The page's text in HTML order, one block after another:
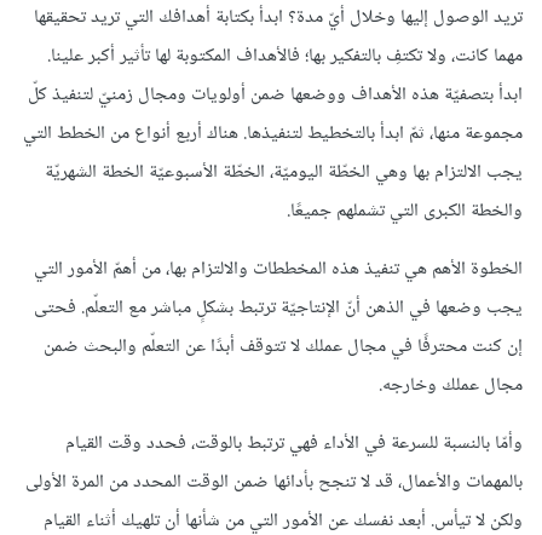
تريد الوصول إليها وخلال أيّ مدة؟ ابدأ بكتابة أهدافك التي تريد تحقيقها
مهما كانت، ولا تكتفِ بالتفكير بها؛ فالأهداف المكتوبة لها تأثير أكبر علينا.
ابدأ بتصفيّة هذه الأهداف ووضعها ضمن أولويات ومجال زمنيّ لتنفيذ كلّ
مجموعة منها، ثمّ ابدأ بالتخطيط لتنفيذها. هناك أربع أنواع من الخطط التي
يجب الالتزام بها وهي الخطّة اليوميّة، الخطّة الأسبوعيّة الخطة الشهريّة
والخطة الكبرى التي تشملهم جميعًا.
الخطوة الأهم هي تنفيذ هذه المخططات والالتزام بها، من أهمّ الأمور التي
يجب وضعها في الذهن أنّ الإنتاجيّة ترتبط بشكلٍ مباشر مع التعلّم. فحتى
إن كنت محترفًا في مجال عملك لا تتوقف أبدًا عن التعلّم والبحث ضمن
مجال عملك وخارجه.
وأمّا بالنسبة للسرعة في الأداء فهي ترتبط بالوقت، فحدد وقت القيام
بالمهمات والأعمال، قد لا تنجح بأدائها ضمن الوقت المحدد من المرة الأولى
ولكن لا تيأس. أبعد نفسك عن الأمور التي من شأنها أن تلهيك أثناء القيام